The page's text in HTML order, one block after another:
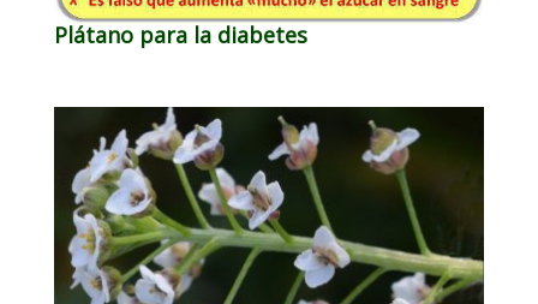
Plátano para la diabetes